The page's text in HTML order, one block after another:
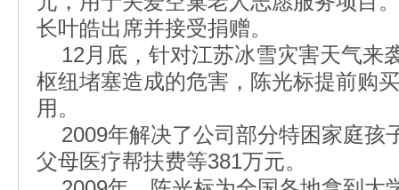
长叶皓出席并接受捐赠。
12月底，针对江苏冰雪灾害天气来
枢纽堵塞造成的危害，陈光标提前购
用。
2009年解决了公司部分特困家庭孩
父母医疗帮扶费等381万元。